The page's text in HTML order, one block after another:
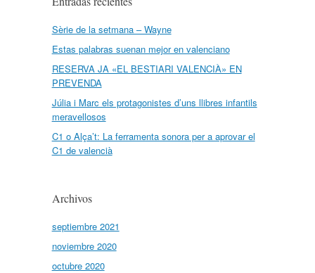
Sèrie de la setmana – Wayne
Estas palabras suenan mejor en valenciano
RESERVA JA «EL BESTIARI VALENCIÀ» EN
PREVENDA
Júlia i Marc els protagonistes d’uns llibres infantils
meravellosos
C1 o Alça’t: La ferramenta sonora per a aprovar el
C1 de valencià
Archivos
septiembre 2021
noviembre 2020
octubre 2020